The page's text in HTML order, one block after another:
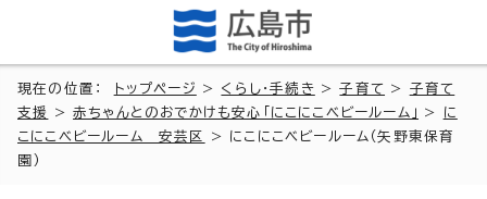
現在の位置： トップページ > くらし・手続き >子育て > 子育て
支援
>赤ちゃんとのおでかけも安心「にこにこベビールーム」 >
に
こにこベビールーム 安芸区
> にこにこベビールーム（矢野東保育
園）